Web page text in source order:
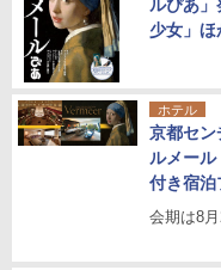
ルぴあ
少女」
ホテル
京都セン
ルメー
付き宿泊
会期は8